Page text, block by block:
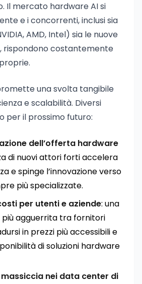
Il mercato hardware AI si
e i concorrenti, inclusi sia
AMD, Intel) sia le nuove
rispondono costantemente
una svolta tangibile
e scalabilità. Diversi
per il prossimo futuro:
dell’offerta hardware
di nuovi attori forti accelera
e spinge l’innovazione verso
più specializzate.
per utenti e aziende: una
agguerrita tra fornitori
in prezzi più accessibili e
di soluzioni hardware
nei data center di